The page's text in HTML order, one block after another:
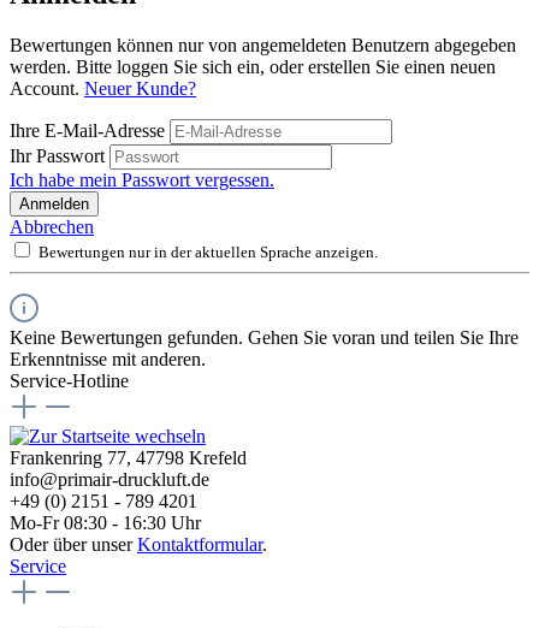
Bewertungen können nur von angemeldeten Benutzern abgegeben
werden. Bitte loggen Sie sich ein, oder erstellen Sie einen neuen
Account. Neuer Kunde?
Ihre E-Mail-Adresse
Ihr Passwort
Ich habe mein Passwort vergessen.
Anmelden
Abbrechen
Bewertungen nur in der aktuellen Sprache anzeigen.
Keine Bewertungen gefunden. Gehen Sie voran und teilen Sie Ihre
Erkenntnisse mit anderen.
Service-Hotline
Frankenring 77, 47798 Krefeld
info@primair-druckluft.de
+49 (0) 2151 - 789 4201
Mo-Fr 08:30 - 16:30 Uhr
Oder über unserKontaktformular.
Service